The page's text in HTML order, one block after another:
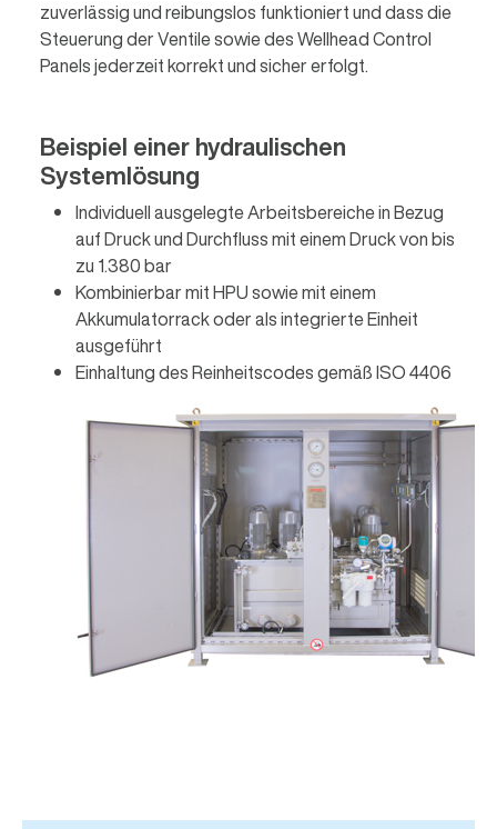
zuverlässig und reibungslos funktioniert und dass die
Steuerung der Ventile sowie des Wellhead Control
Panels jederzeit korrekt und sicher erfolgt.
Beispiel einer hydraulischen
Systemlösung
Individuell ausgelegte Arbeitsbereiche in Bezug
auf Druck und Durchfluss mit einem Druck von bis
zu 1.380 bar
Kombinierbar mit HPU sowie mit einem
Akkumulatorrack oder als integrierte Einheit
ausgeführt
Einhaltung des Reinheitscodes gemäß ISO 4406